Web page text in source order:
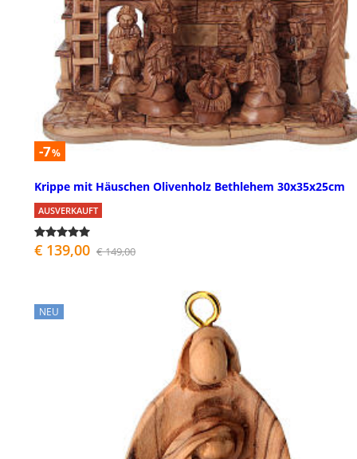
-7%
Krippe mit Häuschen Olivenholz Bethlehem 30x35x25cm
AUSVERKAUFT
€ 139,00 € 149,00
NEU